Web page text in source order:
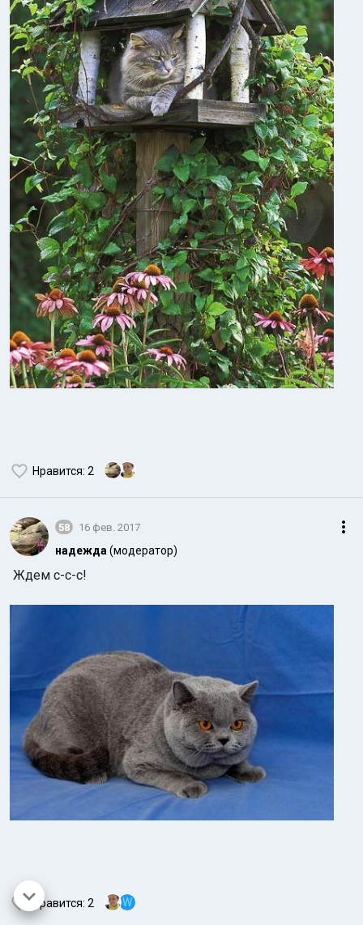
Нравится: 2
58 16 фев. 2017
надежда (модератор)
Ждем с-с-с!
Нравится: 2 W